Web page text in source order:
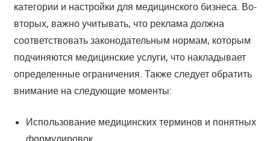
категории и настройки для медицинского бизнеса. Во-
вторых, важно учитывать, что реклама должна
соответствовать законодательным нормам, которым
подчиняются медицинские услуги, что накладывает
определенные ограничения. Также следует обратить
внимание на следующие моменты:
Использование медицинских терминов и понятных